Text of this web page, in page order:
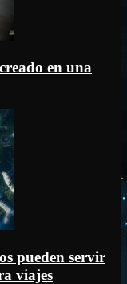
en una
pueden servir
viajes